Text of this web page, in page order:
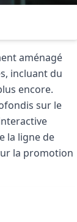
aménagé
incluant du
encore.
sur le
la ligne de
la promotion